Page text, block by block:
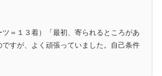
＝１３着）「最初、寄られるところがあ
すが、よく頑張っていました。自己条件